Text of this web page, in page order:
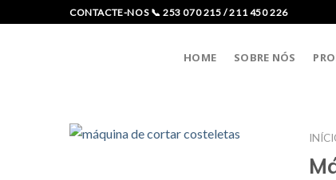
to
CONTACTE-NOS 📞 253 070 215 / 211 450 226
HOME SOBRE NÓS